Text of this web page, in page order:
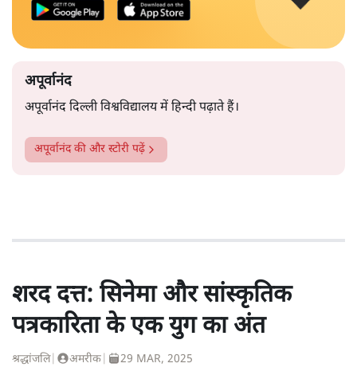
अपूर्वानंद
अपूर्वानंद दिल्ली विश्वविद्यालय में हिन्दी पढ़ाते हैं।
अपूर्वानंदकी और स्टोरी पढ़ें
शरद दत्त: सिनेमा और सांस्कृतिक
पत्रकारिता के एक युग का अंत
श्रद्धांजलि| अमरीक 29 MAR, 2025